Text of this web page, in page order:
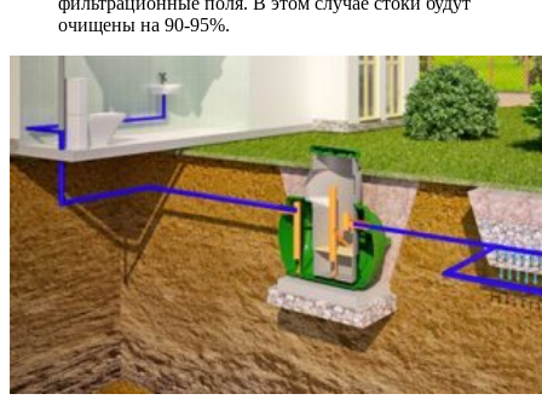
очищены на 90-95%.